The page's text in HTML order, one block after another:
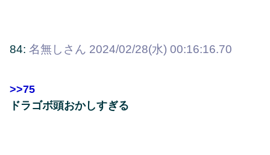
84: 名無しさん 2024/02/28(水) 00:16:16.70
>>75
ドラゴボ頭おかしすぎる